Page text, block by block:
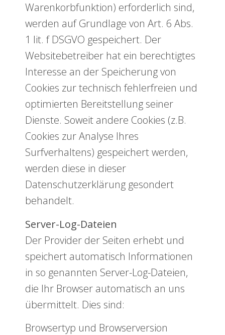
Warenkorbfunktion) erforderlich sind,
werden auf Grundlage von Art. 6 Abs.
1 lit. f DSGVO gespeichert. Der
Websitebetreiber hat ein berechtigtes
Interesse an der Speicherung von
Cookies zur technisch fehlerfreien und
optimierten Bereitstellung seiner
Dienste. Soweit andere Cookies (z.B.
Cookies zur Analyse Ihres
Surfverhaltens) gespeichert werden,
werden diese in dieser
Datenschutzerklärung gesondert
behandelt.
Server-Log-Dateien
Der Provider der Seiten erhebt und
speichert automatisch Informationen
in so genannten Server-Log-Dateien,
die Ihr Browser automatisch an uns
übermittelt. Dies sind:
Browsertyp und Browserversion